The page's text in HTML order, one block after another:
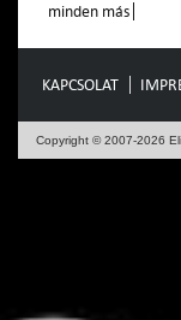
minden más
KAPCSOLAT
Copyright © 2007-2026